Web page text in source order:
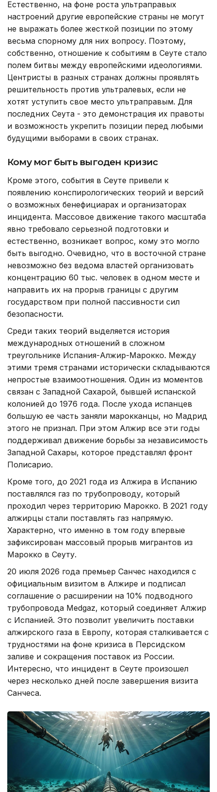
Естественно, на фоне роста ультраправых
настроений другие европейские страны не могут
не выражать более жесткой позиции по этому
весьма спорному для них вопросу. Поэтому,
собственно, отношение к событиям в Сеуте стало
полем битвы между европейскими идеологиями.
Центристы в разных странах должны проявлять
решительность против ультралевых, если не
хотят уступить свое место ультраправым. Для
последних Сеута - это демонстрация их правоты
и возможность укрепить позиции перед любыми
будущими выборами в своих странах.
Кому мог быть выгоден кризис
Кроме этого, события в Сеуте привели к
появлению конспирологических теорий и версий
о возможных бенефициарах и организаторах
инцидента. Массовое движение такого масштаба
явно требовало серьезной подготовки и
естественно, возникает вопрос, кому это могло
быть выгодно. Очевидно, что в восточной стране
невозможно без ведома властей организовать
концентрацию 60 тыс. человек в одном месте и
направить их на прорыв границы с другим
государством при полной пассивности сил
безопасности.
Среди таких теорий выделяется история
международных отношений в сложном
треугольнике Испания-Алжир-Марокко. Между
этими тремя странами исторически складываются
непростые взаимоотношения. Один из моментов
связан с Западной Сахарой, бывшей испанской
колонией до 1976 года. После ухода испанцев
большую ее часть заняли марокканцы, но Мадрид
этого не признал. При этом Алжир все эти годы
поддерживал движение борьбы за независимость
Западной Сахары, которое представлял фронт
Полисарио.
Кроме того, до 2021 года из Алжира в Испанию
поставлялся газ по трубопроводу, который
проходил через территорию Марокко. В 2021 году
алжирцы стали поставлять газ напрямую.
Характерно, что именно в том году впервые
зафиксирован массовый прорыв мигрантов из
Марокко в Сеуту.
20 июля 2026 года премьер Санчес находился с
официальным визитом в Алжире и подписал
соглашение о расширении на 10% подводного
трубопровода Medgaz, который соединяет Алжир
с Испанией. Это позволит увеличить поставки
алжирского газа в Европу, которая сталкивается с
трудностями на фоне кризиса в Персидском
заливе и сокращения поставок из России.
Интересно, что инцидент в Сеуте произошел
через несколько дней после завершения визита
Санчеса.